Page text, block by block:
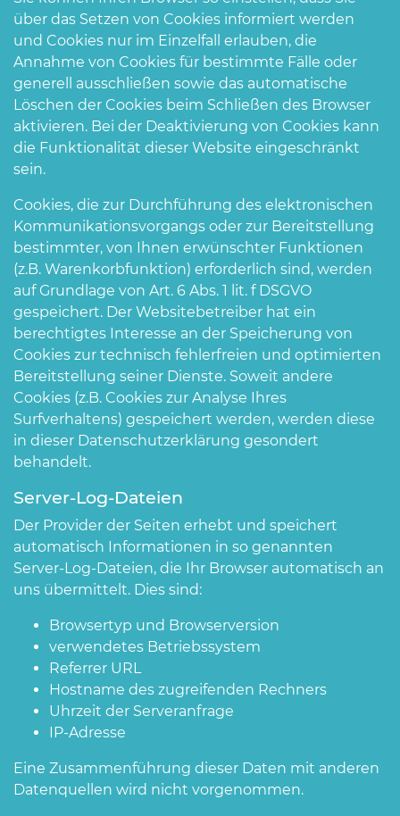
über das Setzen von Cookies informiert werden
und Cookies nur im Einzelfall erlauben, die
Annahme von Cookies für bestimmte Fälle oder
generell ausschließen sowie das automatische
Löschen der Cookies beim Schließen des Browser
aktivieren. Bei der Deaktivierung von Cookies kann
die Funktionalität dieser Website eingeschränkt
sein.
Cookies, die zur Durchführung des elektronischen
Kommunikationsvorgangs oder zur Bereitstellung
bestimmter, von Ihnen erwünschter Funktionen
(z.B. Warenkorbfunktion) erforderlich sind, werden
auf Grundlage von Art. 6 Abs. 1 lit. f DSGVO
gespeichert. Der Websitebetreiber hat ein
berechtigtes Interesse an der Speicherung von
Cookies zur technisch fehlerfreien und optimierten
Bereitstellung seiner Dienste. Soweit andere
Cookies (z.B. Cookies zur Analyse Ihres
Surfverhaltens) gespeichert werden, werden diese
in dieser Datenschutzerklärung gesondert
behandelt.
Server-Log-Dateien
Der Provider der Seiten erhebt und speichert
automatisch Informationen in so genannten
Server-Log-Dateien, die Ihr Browser automatisch an
uns übermittelt. Dies sind:
Browsertyp und Browserversion
verwendetes Betriebssystem
Referrer URL
Hostname des zugreifenden Rechners
Uhrzeit der Serveranfrage
IP-Adresse
Eine Zusammenführung dieser Daten mit anderen
Datenquellen wird nicht vorgenommen.